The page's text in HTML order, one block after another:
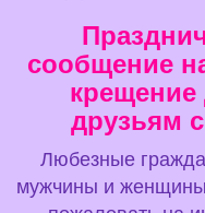
сообщение
крещение
друзьям
Любезные
мужчины и